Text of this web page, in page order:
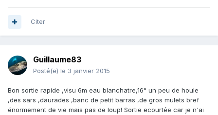
Citer
Guillaume83
Posté(e) le 3 janvier 2015
Bon sortie rapide ,visu 6m eau blanchatre,16° un peu de houle
,des sars ,daurades ,banc de petit barras ,de gros mulets bref
énormement de vie mais pas de loup! Sortie ecourtée car je n'ai